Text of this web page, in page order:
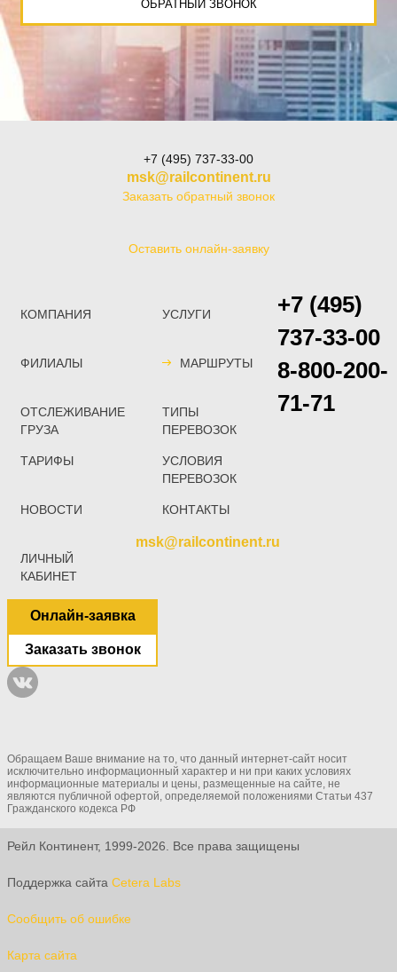
ОБРАТНЫЙ ЗВОНОК
+7 (495) 737-33-00
msk@railcontinent.ru
Заказать обратный звонок
Оставить онлайн-заявку
КОМПАНИЯ УСЛУГИ
ФИЛИАЛЫ МАРШРУТЫ
ОТСЛЕЖИВАНИЕ
ГРУЗА
ТИПЫ
ПЕРЕВОЗОК
ТАРИФЫ
УСЛОВИЯ
ПЕРЕВОЗОК
НОВОСТИ КОНТАКТЫ
ЛИЧНЫЙ
КАБИНЕТ
+7 (495)
737-33-00
8-800-200-
71-71
msk@railcontinent.ru
Онлайн-заявка
Заказать звонок
Обращаем Ваше внимание на то, что данный интернет-сайт носит
исключительно информационный характер и ни при каких условиях
информационные материалы и цены, размещенные на сайте, не
являются публичной офертой, определяемой положениями Статьи 437
Гражданского кодекса РФ
Рейл Континент, 1999-2026. Все права защищены
Поддержка сайта Cetera Labs
Сообщить об ошибке
Карта сайта